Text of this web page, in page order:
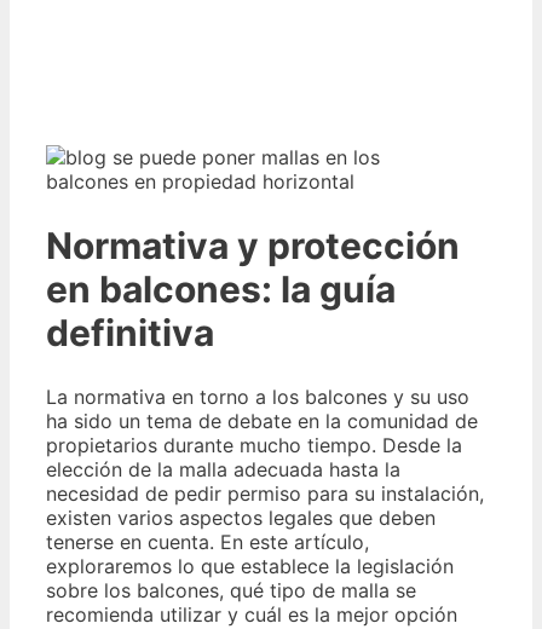
Normativa y protección
en balcones: la guía
definitiva
La normativa en torno a los balcones y su uso
ha sido un tema de debate en la comunidad de
propietarios durante mucho tiempo. Desde la
elección de la malla adecuada hasta la
necesidad de pedir permiso para su instalación,
existen varios aspectos legales que deben
tenerse en cuenta. En este artículo,
exploraremos lo que establece la legislación
sobre los balcones, qué tipo de malla se
recomienda utilizar y cuál es la mejor opción